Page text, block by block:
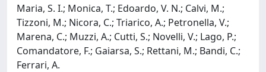
Maria, S. I.; Monica, T.; Edoardo, V. N.; Calvi, M.;
Tizzoni, M.; Nicora, C.; Triarico, A.; Petronella, V.;
Marena, C.; Muzzi, A.; Cutti, S.; Novelli, V.; Lago, P.;
Comandatore, F.; Gaiarsa, S.; Rettani, M.; Bandi, C.;
Ferrari, A.